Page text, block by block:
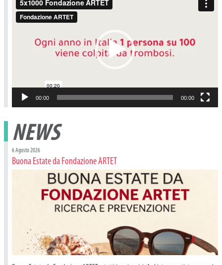
Player
00:00 00:00
NEWS
6 Agosto 2026
Buona Estate da Fondazione ARTET